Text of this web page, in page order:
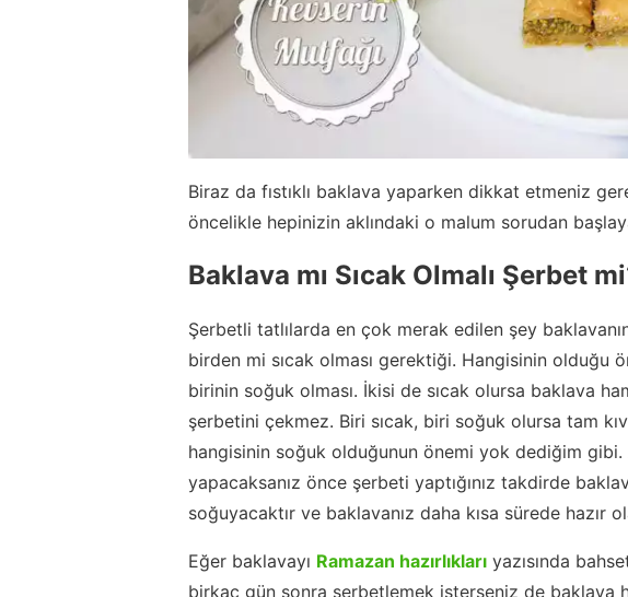
Biraz da fıstıklı baklava yaparken dikkat etmeniz
öncelikle hepinizin aklındaki o malum sorudan
Baklava mı Sıcak Olmalı Şerbet
Şerbetli tatlılarda en çok merak edilen şey
birden mi sıcak olması gerektiği. Hangisinin olduğu
birinin soğuk olması. İkisi de sıcak olursa baklava
şerbetini çekmez. Biri sıcak, biri soğuk olursa tam
hangisinin soğuk olduğunun önemi yok dediğim
yapacaksanız önce şerbeti yaptığınız takdirde
soğuyacaktır ve baklavanız daha kısa sürede hazır
Eğer baklavayı Ramazan hazırlıkları yazısında
birkaç gün sonra şerbetlemek isterseniz de baklava